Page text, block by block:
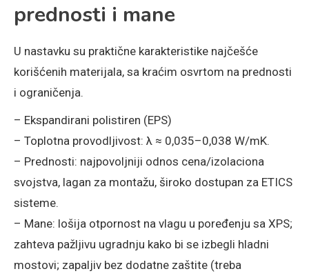
prednosti i mane
U nastavku su praktične karakteristike najčešće
korišćenih materijala, sa kraćim osvrtom na prednosti
i ograničenja.
– Ekspandirani polistiren (EPS)
– Toplotna provodljivost: λ ≈ 0,035–0,038 W/mK.
– Prednosti: najpovoljniji odnos cena/izolaciona
svojstva, lagan za montažu, široko dostupan za ETICS
sisteme.
– Mane: lošija otpornost na vlagu u poređenju sa XPS;
zahteva pažljivu ugradnju kako bi se izbegli hladni
mostovi; zapaljiv bez dodatne zaštite (treba